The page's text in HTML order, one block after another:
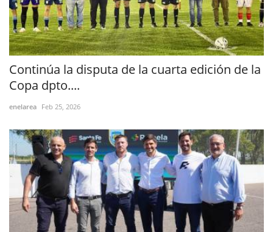
Continúa la disputa de la cuarta edición de la
Copa dpto....
enelarea Feb 25, 2026